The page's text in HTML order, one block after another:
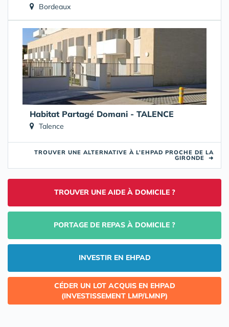
Bordeaux
Habitat Partagé Domani - TALENCE
Talence
TROUVER UNE ALTERNATIVE À L’EHPAD PROCHE DE LA
GIRONDE ➜
TROUVER UNE AIDE À DOMICILE ?
PORTAGE DE REPAS À DOMICILE ?
INVESTIR EN EHPAD
CÉDER UN LOT ACQUIS EN EHPAD
(INVESTISSEMENT LMP/LMNP)